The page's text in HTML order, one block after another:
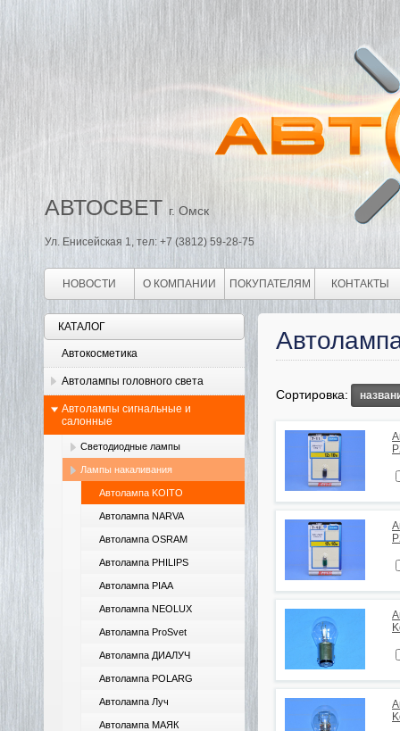
АВТОСВЕТ г. Омск
Ул. Енисейская 1, тел: +7 (3812) 59-28-75
НОВОСТИ О КОМПАНИИ ПОКУПАТЕЛЯМ КОНТАКТЫ
КАТАЛОГ
Автокосметика
Автолампы головного света
Автолампы сигнальные и
салонные
Светодиодные лампы
Лампы накаливания
Автолампа KOITO
Автолампа NARVA
Автолампа OSRAM
Автолампа PHILIPS
Автолампа PIAA
Автолампа NEOLUX
Автолампа ProSvet
Автолампа ДИАЛУЧ
Автолампа POLARG
Автолампа Луч
Автолампа МАЯК
Сортировка: